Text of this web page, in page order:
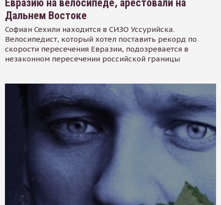
Евразию на велосипеде, арестовали на
Дальнем Востоке
Софиан Сехили находится в СИЗО Уссурийска.
Велосипедист, который хотел поставить рекорд по
скорости пересечения Евразии, подозревается в
незаконном пересечении российской границы